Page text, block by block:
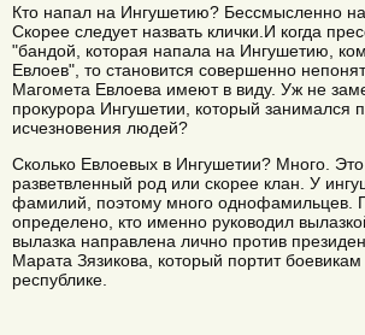
Кто напал на Ингушетию? Бессмысленно
Скорее следует назвать клички.И когда
"бандой, которая напала на Ингушетию,
Евлоев", то становится совершенно
Магомета Евлоева имеют в виду. Уж не
прокурора Ингушетии, который занимался
исчезновения людей?
Сколько Евлоевых в Ингушетии? Много.
разветвленный род или скорее клан. У
фамилий, поэтому много однофамильцев.
определено, кто именно руководил
вылазка направлена лично против
Марата Зязикова, который портит боевикам
республике.